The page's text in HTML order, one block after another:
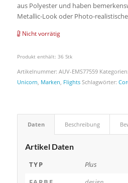
aus Polyester und haben
Metallic-Look oder Photo-
Nicht vorrätig
Produkt enthält: 36 Stk
Artikelnummer: AUV-EMS77559 Kategorien:
Unicorn, Marken, Flights Schlagwörter:
Daten Beschreibung
Artikel Daten
TYP
Plus